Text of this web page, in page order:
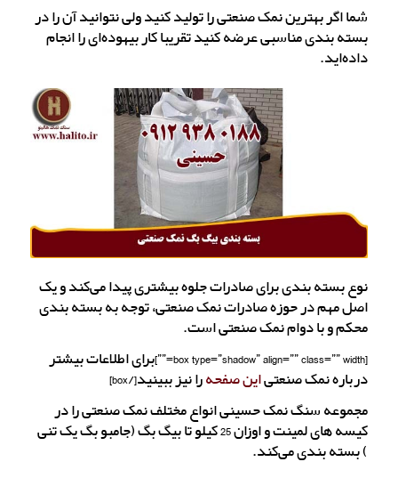
شما اگر بهترین نمک صنعتی را تولید کنید ولی نتوانید آن را در
بسته بندی مناسبی عرضه کنید تقریبا کار بیهوده‌ای را انجام
داده‌اید.
نوع بسته بندی برای صادرات جلوه بیشتری پیدا می‌کند و یک
اصل مهم در حوزه صادرات نمک صنعتی، توجه به بسته بندی
محکم و با دوام نمک صنعتی است.
[box type=”shadow” align=”” class=”” width=””]برای اطلاعات بیشتر
درباره نمک صنعتیاین صفحهرا نیز ببینید[/box]
مجموعه سنگ نمک حسینی انواع مختلف نمک صنعتی را در
کیسه های لمینت و اوزان 25 کیلو تا بیگ بگ (جامبو بگ یک تنی
) بسته بندی می‌کند.